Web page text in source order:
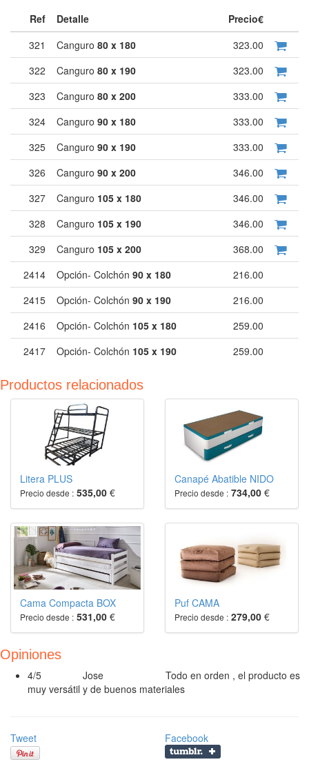
Ref
Detalle
Precio€
321
Canguro 80 x 180
323.00
322
Canguro 80 x 190
323.00
323
Canguro 80 x 200
333.00
324
Canguro 90 x 180
333.00
325
Canguro 90 x 190
333.00
326
Canguro 90 x 200
346.00
327
Canguro 105 x 180
346.00
328
Canguro 105 x 190
346.00
329
Canguro 105 x 200
368.00
2414
Opción- Colchón 90 x 180
216.00
2415
Opción- Colchón 90 x 190
216.00
2416
Opción- Colchón 105 x 180
259.00
2417
Opción- Colchón 105 x 190 259.00
Productos relacionados
Litera PLUS
Precio desde : 535,00 €
Canapé Abatible NIDO
Precio desde : 734,00 €
Cama Compacta BOX
Precio desde : 531,00 €
Puf CAMA
Precio desde : 279,00 €
Opiniones
4/5 Jose
Todo en orden , el producto es
muy versátil y de buenos materiales
Tweet Facebook